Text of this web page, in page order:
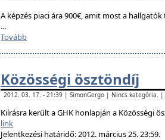
A képzés piaci ára 900€, amit most a
...
Tovább
Közösségi ösztöndíj
2012. 03. 17. - 21:39 | SimonGergo | Nincs kategória. |
Kiírásra került a GHK honlapján a Közösségi
link
Jelentkezési határidő: 2012. március 25. 23:59.